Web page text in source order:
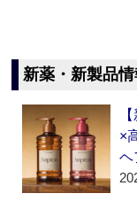
新薬・新製品情
×
ヘ